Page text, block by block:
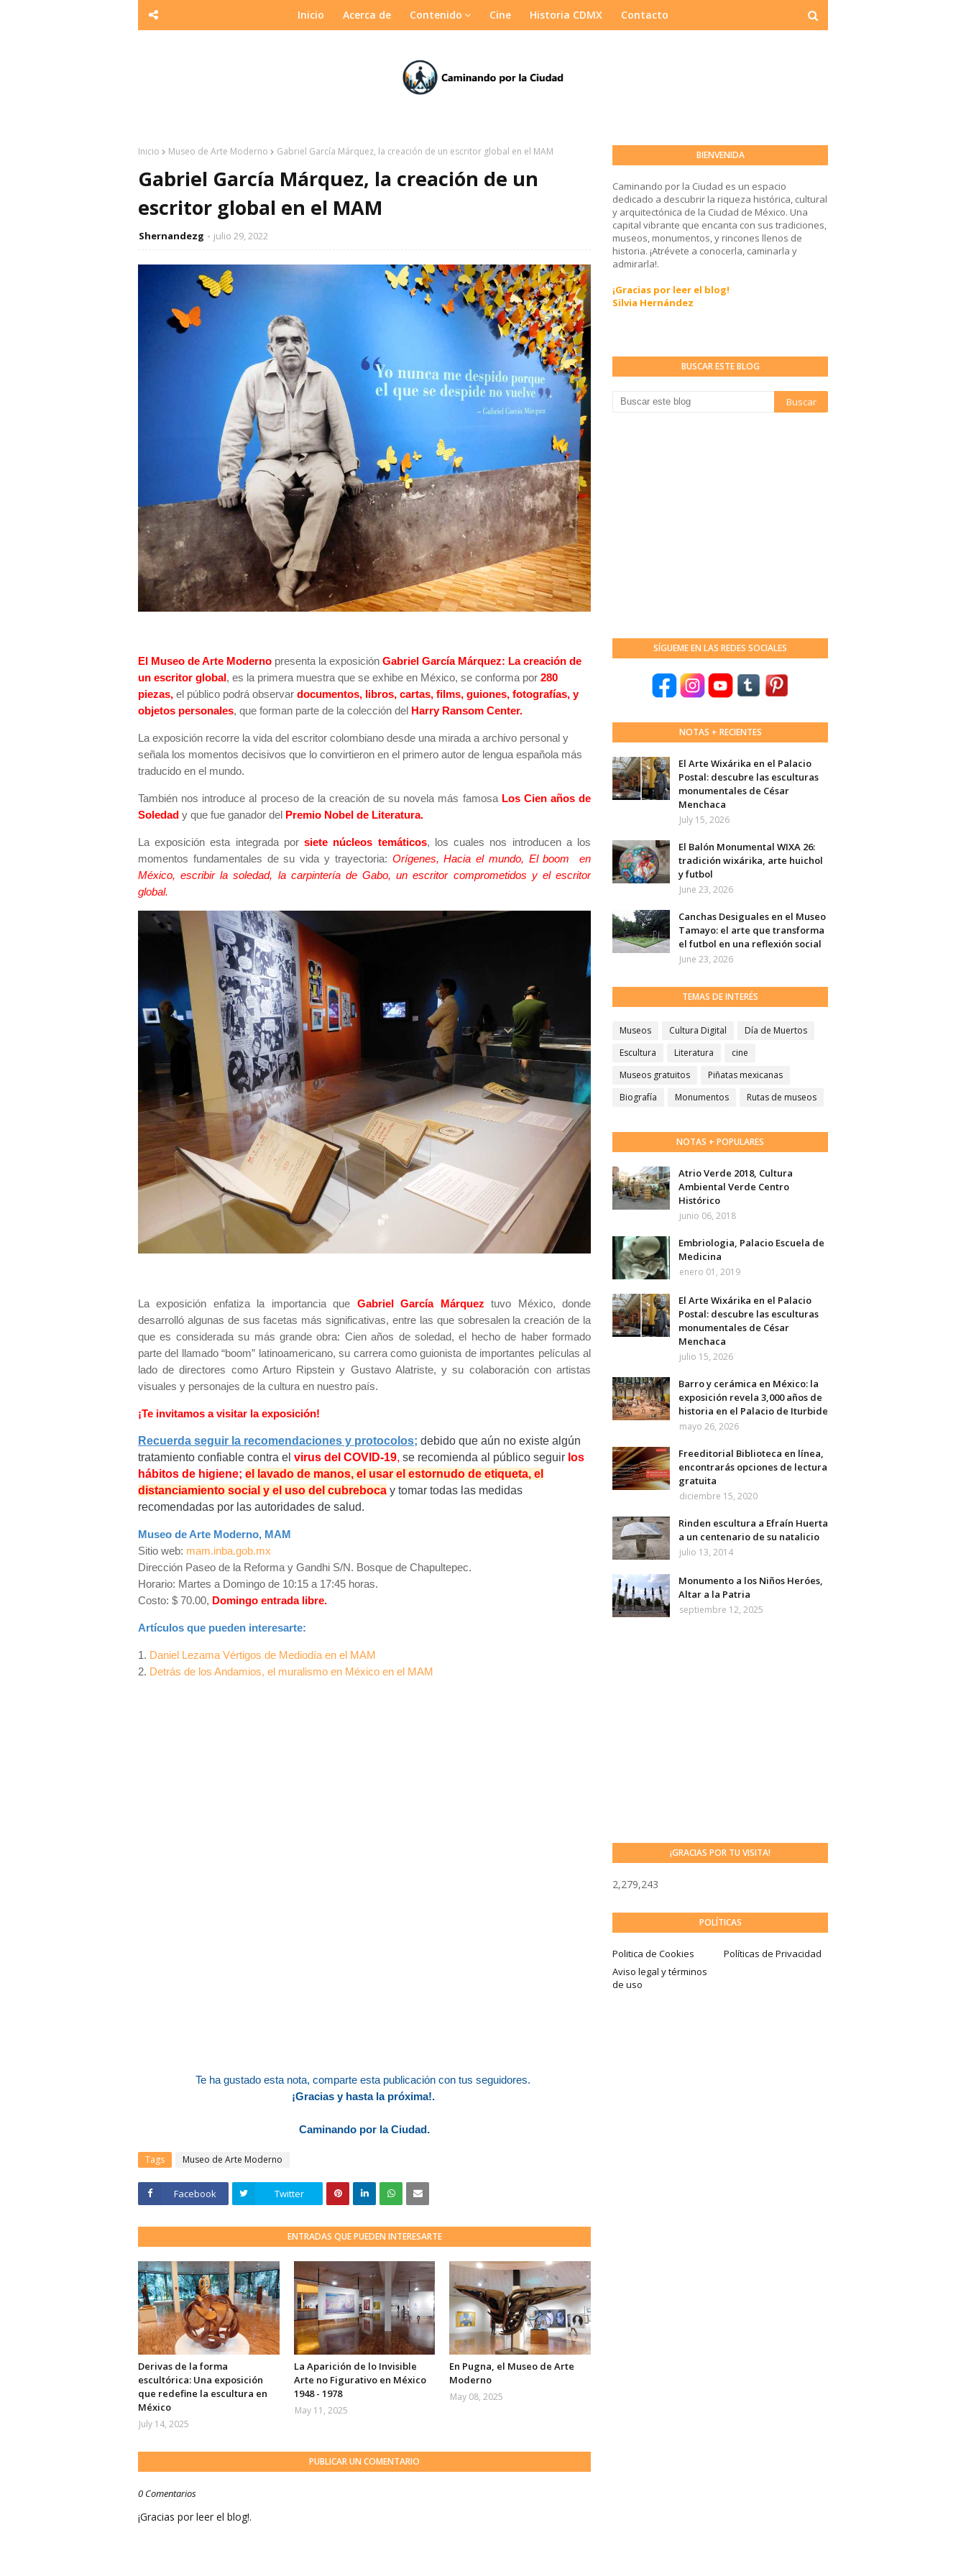
Inicio Acerca de Contenido Cine Historia CDMX Contacto
Inicio Museo de Arte Moderno Gabriel García Márquez, la creación de un escritor global en el MAM
Gabriel García Márquez, la creación de un
escritor global en el MAM
Shernandezg julio 29, 2022
El Museo de Arte Moderno presenta la exposición Gabriel García Márquez: La creación de
un escritor global, es la primera muestra que se exhibe en México, se conforma por 280
piezas, el público podrá observar documentos, libros, cartas, films, guiones, fotografías, y
objetos personales, que forman parte de la colección del Harry Ransom Center.
La exposición recorre la vida del escritor colombiano desde una mirada a archivo personal y
señala los momentos decisivos que lo convirtieron en el primero autor de lengua española más
traducido en el mundo.
También nos introduce al proceso de la creación de su novela más famosa Los Cien años de
Soledad y que fue ganador del Premio Nobel de Literatura.
La exposición esta integrada porsiete núcleos temáticos, los cuales nos introducen a los
momentos fundamentales de su vida y trayectoria: Orígenes, Hacia el mundo, El boom en
México, escribir la soledad, la carpintería de Gabo, un escritor comprometidos y el escritor
global.
La exposición enfatiza la importancia que Gabriel García Márquez tuvo México, donde
desarrolló algunas de sus facetas más significativas, entre las que sobresalen la creación de la
que es considerada su más grande obra: Cien años de soledad, el hecho de haber formado
parte del llamado “boom” latinoamericano, su carrera como guionista de importantes películas al
lado de directores como Arturo Ripstein y Gustavo Alatriste, y su colaboración con artistas
visuales y personajes de la cultura en nuestro país.
¡Te invitamos a visitar la exposición!
Recuerda seguir la recomendaciones y protocolos; debido que aún no existe algún
tratamiento confiable contra el virus del COVID-19, se recomienda al público seguir los
hábitos de higiene; el lavado de manos, el usar el estornudo de etiqueta, el
distanciamiento social y el uso del cubreboca y tomar todas las medidas
recomendadas por las autoridades de salud.
Museo de Arte Moderno, MAM
Sitio web: mam.inba.gob.mx
Dirección Paseo de la Reforma y Gandhi S/N. Bosque de Chapultepec.
Horario: Martes a Domingo de 10:15 a 17:45 horas.
Costo: $ 70.00, Domingo entrada libre.
Artículos que pueden interesarte:
1. Daniel Lezama Vértigos de Mediodía en el MAM
2. Detrás de los Andamios, el muralismo en México en el MAM
Te ha gustado esta nota, comparte esta publicación con tus seguidores.
¡Gracias y hasta la próxima!.
Caminando por la Ciudad.
Tags Museo de Arte Moderno
Facebook Twitter
ENTRADAS QUE PUEDEN INTERESARTE
Derivas de la forma
escultórica: Una exposición
que redefine la escultura en
México
July 14, 2025
La Aparición de lo Invisible
Arte no Figurativo en México
1948 - 1978
May 11, 2025
En Pugna, el Museo de Arte
Moderno
May 08, 2025
PUBLICAR UN COMENTARIO
0 Comentarios
¡Gracias por leer el blog!.
BIENVENIDA
Caminando por la Ciudad es un espacio
dedicado a descubrir la riqueza histórica, cultural
y arquitectónica de la Ciudad de México. Una
capital vibrante que encanta con sus tradiciones,
museos, monumentos, y rincones llenos de
historia. ¡Atrévete a conocerla, caminarla y
admirarla!.
¡Gracias por leer el blog!
Silvia Hernández
BUSCAR ESTE BLOG
SÍGUEME EN LAS REDES SOCIALES
NOTAS + RECIENTES
El Arte Wixárika en el Palacio
Postal: descubre las esculturas
monumentales de César
Menchaca
July 15, 2026
El Balón Monumental WIXA 26:
tradición wixárika, arte huichol
y futbol
June 23, 2026
Canchas Desiguales en el Museo
Tamayo: el arte que transforma
el futbol en una reflexión social
June 23, 2026
TEMAS DE INTERÉS
Museos Cultura Digital
Día de Muertos
Escultura
Literatura
cine
Museos gratuitos
Piñatas mexicanas
Biografía
Monumentos Rutas de museos
NOTAS + POPULARES
Atrio Verde 2018, Cultura
Ambiental Verde Centro
Histórico
junio 06, 2018
Embriologia, Palacio Escuela de
Medicina
enero 01, 2019
El Arte Wixárika en el Palacio
Postal: descubre las esculturas
monumentales de César
Menchaca
julio 15, 2026
Barro y cerámica en México: la
exposición revela 3,000 años de
historia en el Palacio de Iturbide
mayo 26, 2026
Freeditorial Biblioteca en línea,
encontrarás opciones de lectura
gratuita
diciembre 15, 2020
Rinden escultura a Efraín Huerta
a un centenario de su natalicio
julio 13, 2014
Monumento a los Niños Heróes,
Altar a la Patria
septiembre 12, 2025
¡GRACIAS POR TU VISITA!
2,279,243
POLÍTICAS
Politica de Cookies
Políticas de Privacidad
Aviso legal y términos
de uso